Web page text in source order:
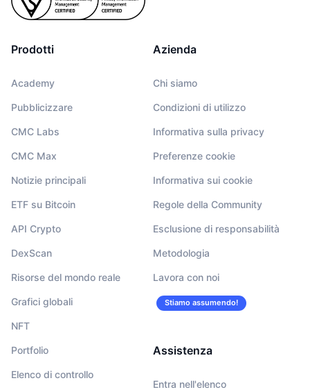
Prodotti
Academy
Pubblicizzare
CMC Labs
CMC Max
Notizie principali
ETF su Bitcoin
API Crypto
DexScan
Risorse del mondo reale
Grafici globali
NFT
Portfolio
Elenco di controllo
Azienda
Chi siamo
Condizioni di utilizzo
Informativa sulla privacy
Preferenze cookie
Informativa sui cookie
Regole della Community
Esclusione di responsabilità
Metodologia
Lavora con noi
Stiamo assumendo!
Assistenza
Entra nell'elenco